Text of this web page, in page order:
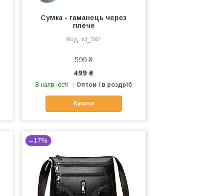
Сумка - гаманець через
плече
id_192
599 ₴
499 ₴
В наявності Оптом і в роздріб
Купити
–17%